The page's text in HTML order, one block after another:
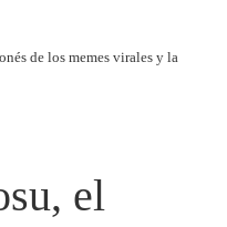
de los memes virales y la
el